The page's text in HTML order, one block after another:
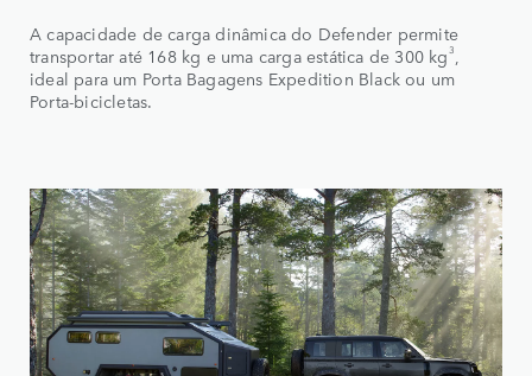
A capacidade de carga dinâmica do Defender permite
transportar até 168 kg e uma carga estática de 300 kg 3,
ideal para um Porta Bagagens Expedition Black ou um
Porta-bicicletas.